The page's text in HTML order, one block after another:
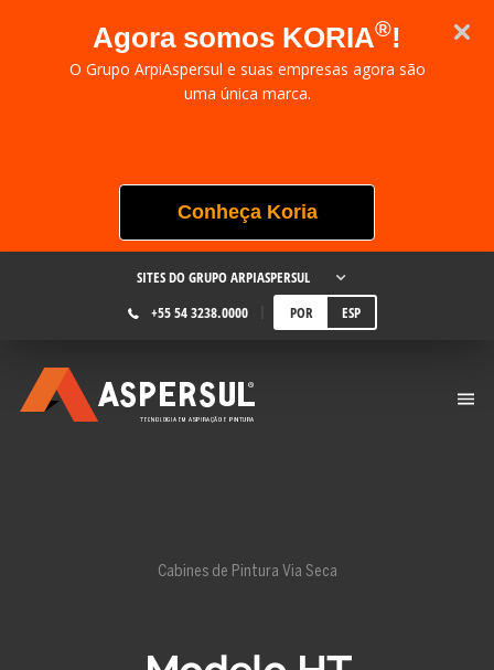
Agora somos KORIA®!
O Grupo ArpiAspersul e suas empresas agora são
uma única marca.
Conheça Koria
SITES DO GRUPO ARPIASPERSUL
+55 54 3238.0000
POR ESP
Cabines de Pintura Via Seca